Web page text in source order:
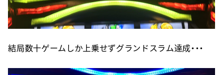
結局数十ゲームしか上乗せずグランドスラム達成・・・